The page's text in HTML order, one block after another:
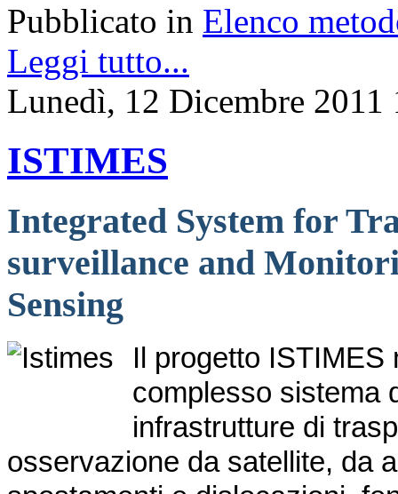
Pubblicato in Elenco
Leggi tutto...
Lunedì, 12 Dicembre 2011
ISTIMES
Integrated System for
surveillance and
Sensing
Il progetto ISTIMES
complesso sistema
infrastrutture di
osservazione da satellite, da